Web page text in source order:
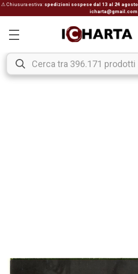
⚠ Chiusura estiva: spedizioni sospese dal 13 al 24 agosto
icharta@gmail.com